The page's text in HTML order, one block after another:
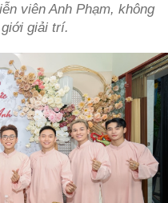
viên Anh Phạm, không
giải trí.